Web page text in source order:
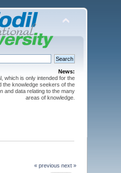
News:
which is only intended for the
the knowledge seekers of the
and data relating to the many
areas of knowledge.
« previous next »